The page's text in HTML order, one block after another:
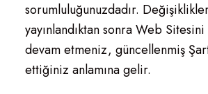
sorumluluğunuzdadır.
yayınlandıktan sonra Web
devam etmeniz, güncellenmiş
ettiğiniz anlamına gelir.